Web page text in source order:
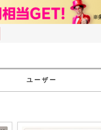
ユーザー